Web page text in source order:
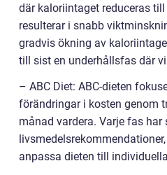
där kaloriintaget reduceras
resulterar i snabb
gradvis ökning av
till sist en underhållsfas där
– ABC Diet: ABC-dieten
förändringar i kosten genom
månad vardera. Varje fas
anpassa dieten till